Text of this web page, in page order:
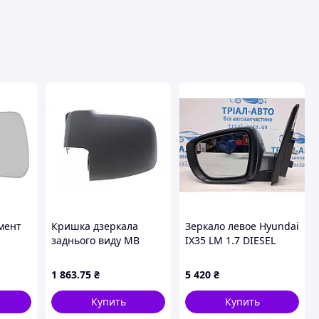
Кришка дзеркала
заднього виду MB
18- (R)
1 863.75 ₴
Купить
Зеркало левое Hyundai
IX35 LM 1.7 DIESEL
5 420 ₴
Купить